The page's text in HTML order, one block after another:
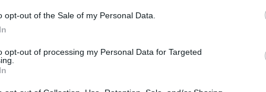
opt-out of the Sale of my Personal Data.
opt-out of processing my Personal Data for Targeted
portfolio.hu hírarchívumához tartozik, melynek olvasása
tartalmazza: